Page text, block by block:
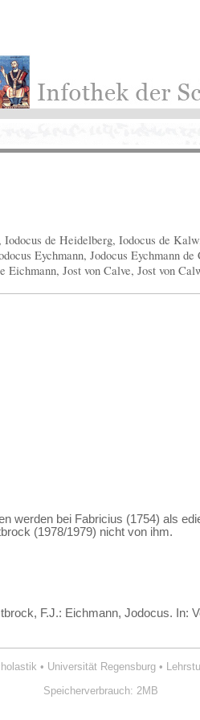
de Heidelberg, Iodocus de
Eychmann, Jodocus Eychmann
Eichmann, Jost von Calve, Jost von
werden bei Fabricius (1754) als
(1978/1979) nicht von ihm.
F.J.: Eichmann, Jodocus. In:
• Universität Regensburg•
Speicherverbrauch: 2MB